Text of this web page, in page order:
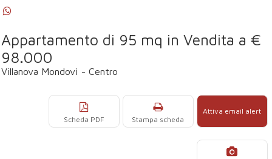
Appartamento di 95 mq in Vendita a €
98.000
Villanova Mondovì - Centro
Attiva email alert
Stampa scheda
Scheda PDF